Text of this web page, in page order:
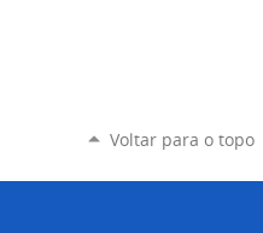
Voltar para o topo